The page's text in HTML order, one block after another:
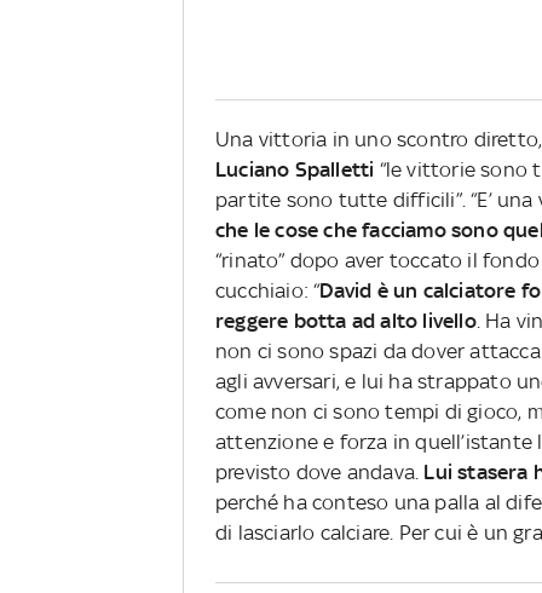
Una vittoria in uno scontro
Luciano Spalletti “le vittorie sono
partite sono tutte difficili”. “E’
che le cose che facciamo sono
“rinato” dopo aver toccato il
cucchiaio: “David è un calciatore
reggere botta ad alto livello. Ha
non ci sono spazi da dover
agli avversari, e lui ha strappato
come non ci sono tempi di gioco,
attenzione e forza in quell’istante
previsto dove andava. Lui stasera
perché ha conteso una palla al
di lasciarlo calciare. Per cui è un